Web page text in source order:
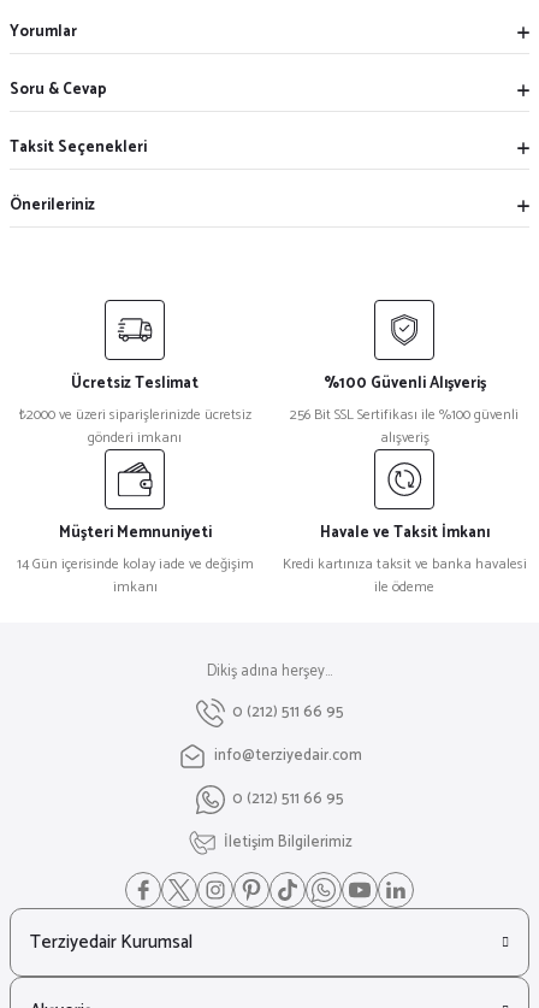
Yorumlar
Soru & Cevap
Taksit Seçenekleri
Önerileriniz
Ücretsiz Teslimat
₺2000 ve üzeri siparişlerinizde ücretsiz
gönderi imkanı
%100 Güvenli Alışveriş
256 Bit SSL Sertifikası ile %100 güvenli
alışveriş
Müşteri Memnuniyeti
14 Gün içerisinde kolay iade ve değişim
imkanı
Havale ve Taksit İmkanı
Kredi kartınıza taksit ve banka havalesi
ile ödeme
Dikiş adına herşey...
0 (212) 511 66 95
info@terziyedair.com
0 (212) 511 66 95
İletişim Bilgilerimiz
Terziyedair Kurumsal